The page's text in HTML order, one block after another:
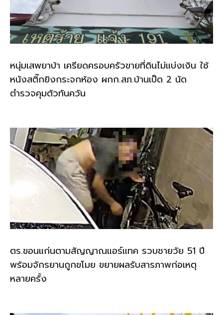
หนุ่มเสพยาบ้า เครียดครอบครัวขายที่ดินไม่แบ่งเงิน ใช้
หนังสติ๊กยิงกระจกห้อง ผกก.สภ.บ้านเป็ด 2 นัด
ตำรวจคุมตัวทันควัน
ตร.ขอนแก่นตามสัญญาณแอร์แทค รวบชายวัย 51 ปี
พร้อมจักรยานถูกขโมย ขยายผลรับสารภาพก่อเหตุ
หลายครั้ง